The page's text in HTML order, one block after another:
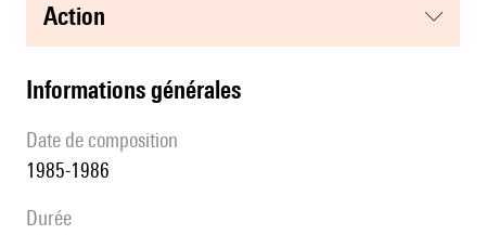
action
informations générales
date de composition
1985-1986
durée